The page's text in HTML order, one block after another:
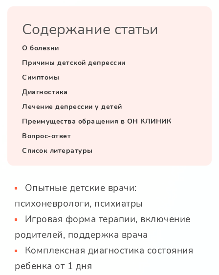
Содержание статьи
О болезни
Причины детской депрессии
Симптомы
Диагностика
Лечение депрессии у детей
Преимущества обращения в ОН КЛИНИК
Вопрос-ответ
Список литературы
Опытные детские врачи:
психоневрологи, психиатры
Игровая форма терапии, включение
родителей, поддержка врача
Комплексная диагностика состояния
ребенка от 1 дня